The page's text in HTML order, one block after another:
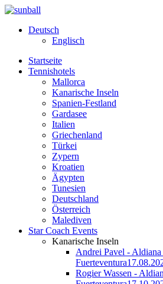
Deutsch
Englisch
Startseite
Tennishotels
Mallorca
Kanarische Inseln
Spanien-Festland
Gardasee
Italien
Griechenland
Türkei
Zypern
Kroatien
Ägypten
Tunesien
Deutschland
Österreich
Malediven
Star Coach Events
Kanarische Inseln
Andrei Pavel -
Fuerteventura
Rogier Wassen -